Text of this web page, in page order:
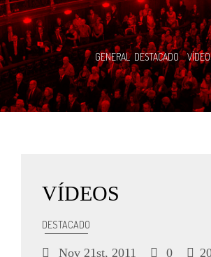
GENERAL DESTACADO
VÍDEOS
DESTACADO
Nov 21st, 2011 0